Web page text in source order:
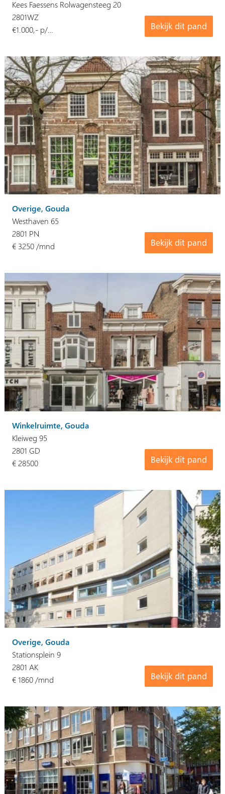
Kees Faessens Rolwagensteeg 20
Bekijk dit pand
2801WZ
€1.000,- p/…
Overige, Gouda
Westhaven 65
Bekijk dit pand
2801 PN
€ 3250 /mnd
Winkelruimte, Gouda
Kleiweg 95
Bekijk dit pand
2801 GD
€ 28500
Overige, Gouda
Stationsplein 9
Bekijk dit pand
2801 AK
€ 1860 /mnd